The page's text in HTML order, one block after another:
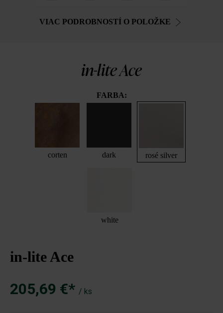
VIAC PODROBNOSTÍ O POLOŽKE
in-lite Ace
FARBA:
corten dark rosé silver
white
in-lite Ace
205,69 €* / ks